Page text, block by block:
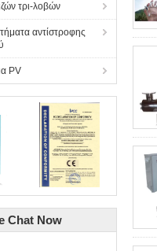
τρι-λοβών
αντίστροφης
PV
Chat Now